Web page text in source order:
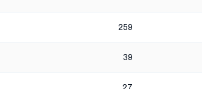
259
39